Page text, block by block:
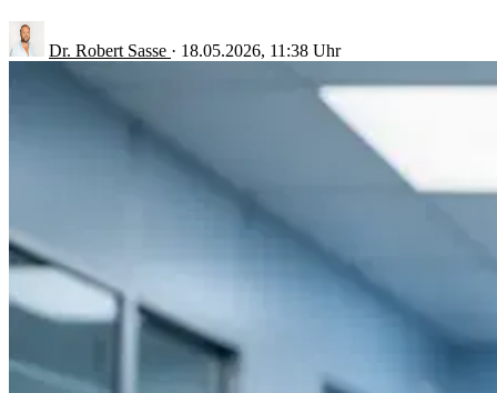
Dr. Robert Sasse · 18.05.2026, 11:38 Uhr